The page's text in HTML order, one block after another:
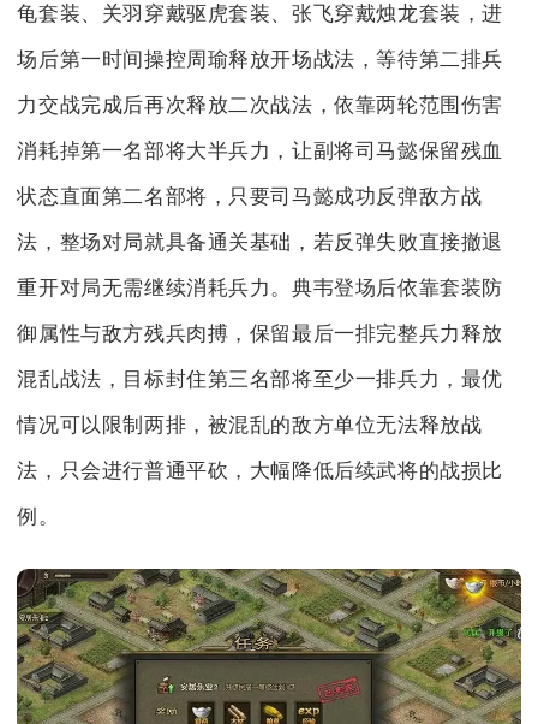
龟套装、关羽穿戴驱虎套装、张飞穿戴烛龙套装，进
场后第一时间操控周瑜释放开场战法，等待第二排兵
力交战完成后再次释放二次战法，依靠两轮范围伤害
消耗掉第一名部将大半兵力，让副将司马懿保留残血
状态直面第二名部将，只要司马懿成功反弹敌方战
法，整场对局就具备通关基础，若反弹失败直接撤退
重开对局无需继续消耗兵力。典韦登场后依靠套装防
御属性与敌方残兵肉搏，保留最后一排完整兵力释放
混乱战法，目标封住第三名部将至少一排兵力，最优
情况可以限制两排，被混乱的敌方单位无法释放战
法，只会进行普通平砍，大幅降低后续武将的战损比
例。